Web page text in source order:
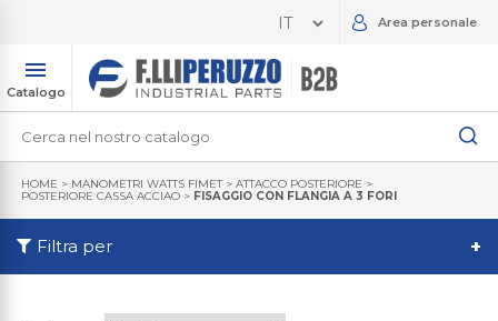
Area personale
Catalogo
HOME > MANOMETRI WATTS FIMET > ATTACCO POSTERIORE >
POSTERIORE CASSA ACCIAO > FISAGGIO CON FLANGIA A 3 FORI
Filtra per +